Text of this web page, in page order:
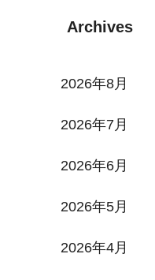
Archives
2026年8月
2026年7月
2026年6月
2026年5月
2026年4月